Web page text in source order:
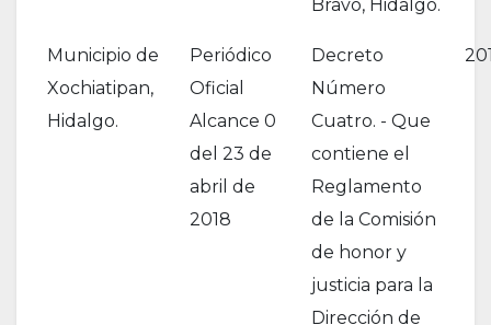
Bravo, Hidalgo.
Municipio de
Xochiatipan,
Hidalgo.
Periódico
Oficial
Alcance 0
del 23 de
abril de
2018
Decreto
Número
Cuatro. - Que
contiene el
Reglamento
de la Comisión
de honor y
justicia para la
Dirección de